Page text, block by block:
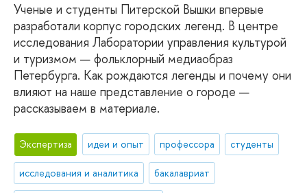
Ученые и студенты Питерской Вышки впервые
разработали корпус городских легенд. В центре
исследования Лаборатории управления культурой
и туризмом — фольклорный медиаобраз
Петербурга. Как рождаются легенды и почему они
влияют на наше представление о городе —
рассказываем в материале.
Экспертиза идеи и опыт профессора студенты
исследования и аналитика бакалавриат